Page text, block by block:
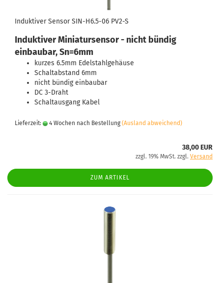
Induktiver Sensor SIN-H6.5-06 PV2-S
Induktiver Miniatursensor - nicht bündig
einbaubar, Sn=6mm
kurzes 6.5mm Edelstahlgehäuse
Schaltabstand 6mm
nicht bündig einbaubar
DC 3-Draht
Schaltausgang Kabel
Lieferzeit: 4 Wochen nach Bestellung (Ausland abweichend)
38,00 EUR
zzgl. 19% MwSt. zzgl. Versand
ZUM ARTIKEL